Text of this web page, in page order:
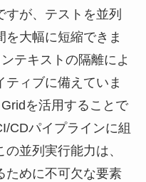
が、テストを並列
を大幅に短縮できま
テキストの隔離によ
ティブに備えていま
を活用することで
CDパイプラインに組
並列実行能力は、
ために不可欠な要素